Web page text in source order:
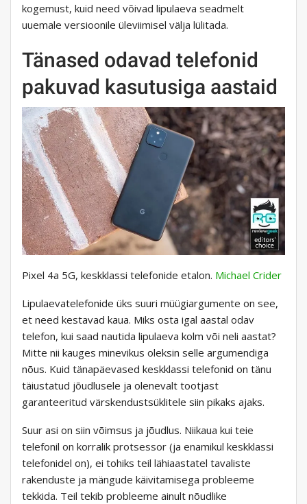
kogemust, kuid need võivad lipulaeva seadmelt
uuemale versioonile üleviimisel välja lülitada.
Tänased odavad telefonid
pakuvad kasutusiga aastaid
Pixel 4a 5G, keskklassi telefonide etalon. Michael Crider
Lipulaevatelefonide üks suuri müügiargumente on see,
et need kestavad kaua. Miks osta igal aastal odav
telefon, kui saad nautida lipulaeva kolm või neli aastat?
Mitte nii kauges minevikus oleksin selle argumendiga
nõus. Kuid tänapäevased keskklassi telefonid on tänu
täiustatud jõudlusele ja olenevalt tootjast
garanteeritud värskendustsüklitele siin pikaks ajaks.
Suur asi on siin võimsus ja jõudlus. Niikaua kui teie
telefonil on korralik protsessor (ja enamikul keskklassi
telefonidel on), ei tohiks teil lähiaastatel tavaliste
rakenduste ja mängude käivitamisega probleeme
tekkida. Teil tekib probleeme ainult nõudlike